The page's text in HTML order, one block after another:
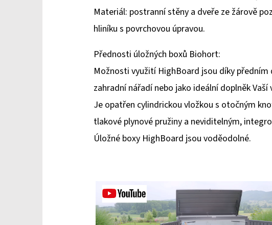
Materiál: postranní stěny a dveře ze žárově
hliníku s povrchovou úpravou.
Přednosti úložných boxů Biohort:
Možnosti využití HighBoard jsou díky
zahradní nářadí nebo jako ideální doplněk Vaší
Je opatřen cylindrickou vložkou s otočným
tlakové plynové pružiny a neviditelným,
Úložné boxy HighBoard jsou voděodolné.